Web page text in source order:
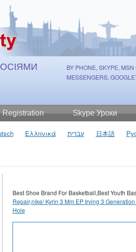
BY PHONE, SKYPE, MSN
MESSENGERS,
Registration Skype Уроки
Ελληνικά עברית 日本語
Best Shoe Brand For Basketball,Best Youth
Repair,nike/ Kyrin 3 Mm EP Irving 3
Hole